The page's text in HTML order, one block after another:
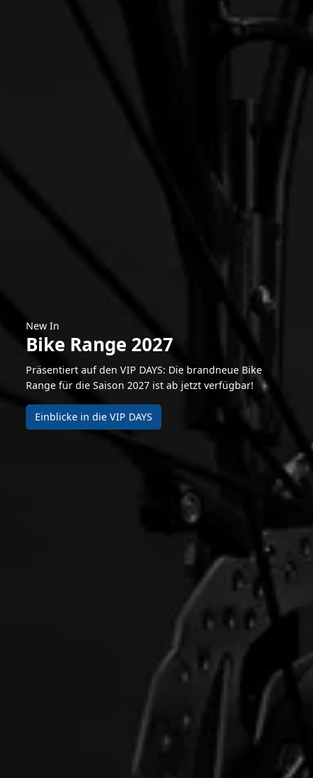
New In
Bike Range 2027
Präsentiert auf den VIP DAYS: Die brandneue Bike
Range für die Saison 2027 ist ab jetzt verfügbar!
Einblicke in die VIP DAYS